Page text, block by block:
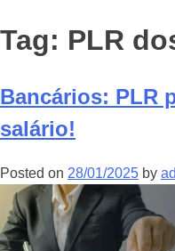
Tag: PLR
Bancários: PLR
salário!
Posted on 28/01/2025 by